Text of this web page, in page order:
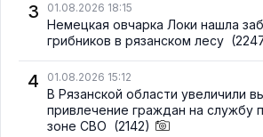
3 01.08.2026 18:15
Немецкая овчарка Локи нашла
грибников в рязанском лесу
4 01.08.2026 15:12
В Рязанской области увеличили
привлечение граждан на службу
зоне СВО (2142)